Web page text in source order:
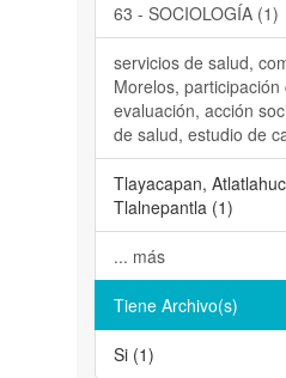
63 - SOCIOLOGÍA (1)
servicios de salud,
Morelos, participación
evaluación, acción
de salud, estudio de
Tlayacapan,
Tlalnepantla (1)
... más
Tiene Archivo(s)
Si (1)